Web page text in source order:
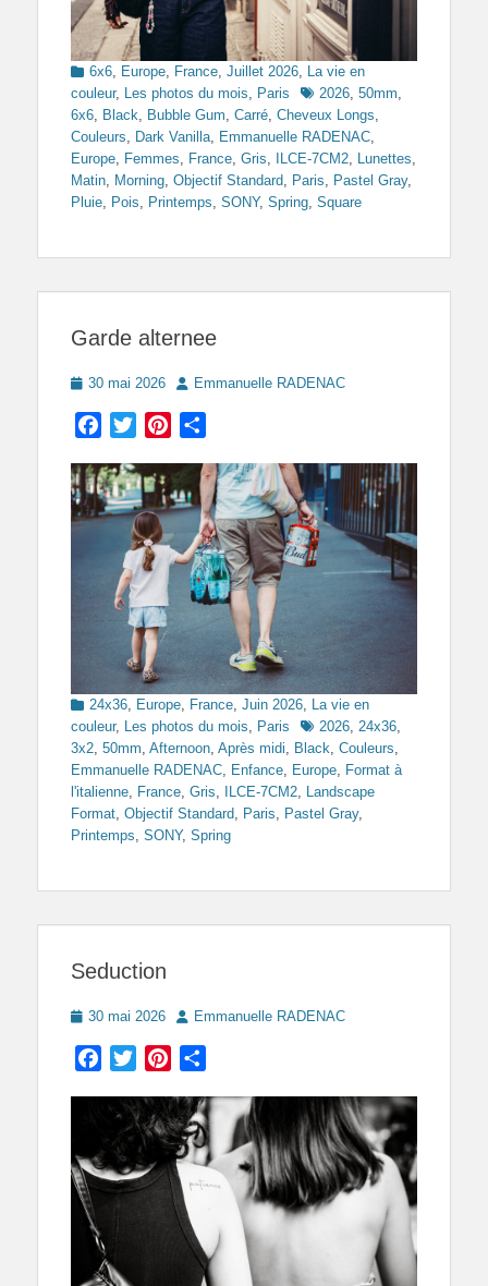
Categories
6x6, Europe, France, Juillet 2026, La vie en
couleur, Les photos du mois, Paris Tags2026, 50mm,
6x6, Black, Bubble Gum, Carré, Cheveux Longs,
Couleurs, Dark Vanilla, Emmanuelle RADENAC,
Europe, Femmes, France, Gris, ILCE-7CM2, Lunettes,
Matin, Morning, Objectif Standard, Paris, Pastel Gray,
Pluie, Pois, Printemps, SONY, Spring, Square
Garde alternee
Posted
30 mai 2026 AuthorEmmanuelle RADENAC
Facebook
TwitterPinterest
Categories
24x36, Europe, France, Juin 2026, La vie en
couleur, Les photos du mois, Paris Tags2026, 24x36,
3x2, 50mm, Afternoon, Après midi, Black, Couleurs,
Emmanuelle RADENAC, Enfance, Europe, Format à
l'italienne, France, Gris, ILCE-7CM2, Landscape
Format, Objectif Standard, Paris, Pastel Gray,
Printemps, SONY, Spring
Seduction
Posted
30 mai 2026 AuthorEmmanuelle RADENAC
Facebook
TwitterPinterest